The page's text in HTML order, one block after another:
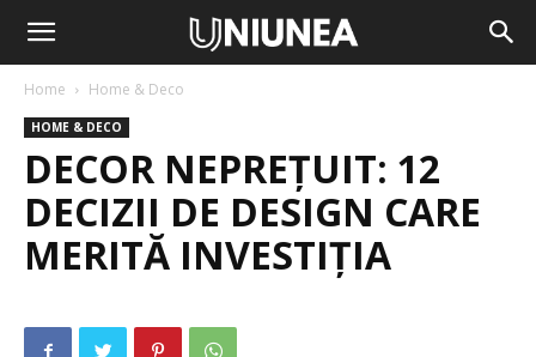
Home Home & Deco
HOME & DECO
DECOR NEPREȚUIT: 12
DECIZII DE DESIGN CARE
MERITĂ INVESTIȚIA